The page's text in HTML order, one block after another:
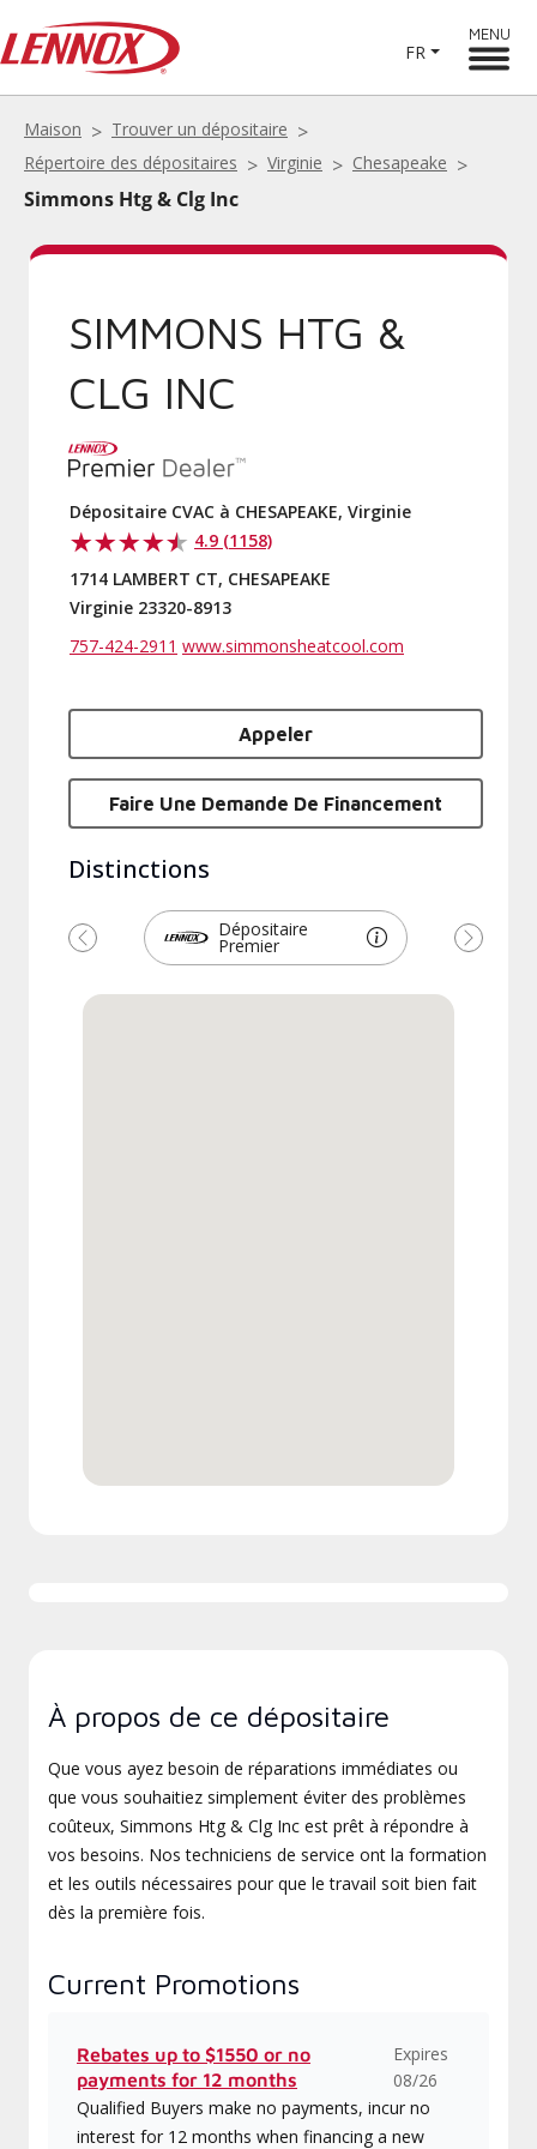
FR
MENU
Maison
Trouver un dépositaire
Répertoire des dépositaires
Virginie Chesapeake
Simmons Htg & Clg Inc
SIMMONS HTG &
CLG INC
Dépositaire CVAC à CHESAPEAKE, Virginie
4.9 (1158)
1714 LAMBERT CT, CHESAPEAKE
Virginie 23320-8913
757-424-2911 www.simmonsheatcool.com
Appeler
Faire Une Demande De Financement
Distinctions
Dépositaire
Premier
Précédent Suivant
À propos de ce dépositaire
Que vous ayez besoin de réparations immédiates ou
que vous souhaitiez simplement éviter des problèmes
coûteux, Simmons Htg & Clg Inc est prêt à répondre à
vos besoins. Nos techniciens de service ont la formation
et les outils nécessaires pour que le travail soit bien fait
dès la première fois.
Current Promotions
Rebates up to $1550 or no
payments for 12 months
Expires
08/26
Qualified Buyers make no payments, incur no
interest for 12 months when financing a new